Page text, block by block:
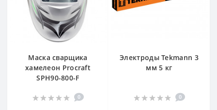
Маска сварщика
хамелеон Procraft
SPH90-800-F
0
Электроды Tekmann 3
мм 5 кг
0